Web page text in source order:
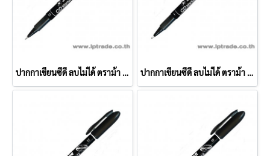
ปากกาเขียนซีดี ลบไม่ได้ ตราม้า H-52EF 0.5 มม. สีดำ ปากกาเขียนซีดี ลบไม่ได้ ตราม้า H-52F 0.6 มม. สีดำ